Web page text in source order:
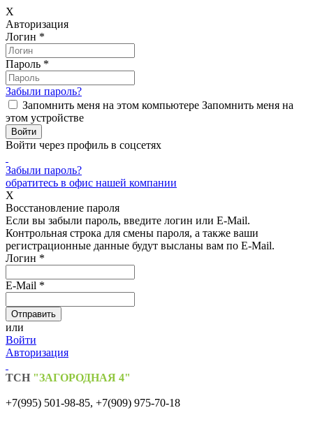
X
Авторизация
Логин *
Пароль *
Забыли пароль?
Запомнить меня на этом компьютере Запомнить меня на
этом устройстве
Войти через профиль в соцсетях
Забыли пароль?
обратитесь в офис нашей компании
X
Восстановление пароля
Если вы забыли пароль, введите логин или E-Mail.
Контрольная строка для смены пароля, а также ваши
регистрационные данные будут высланы вам по E-Mail.
Логин *
E-Mail *
или
Войти
Авторизация
ТСН "ЗАГОРОДНАЯ 4"
+7(995) 501-98-85, +7(909) 975-70-18